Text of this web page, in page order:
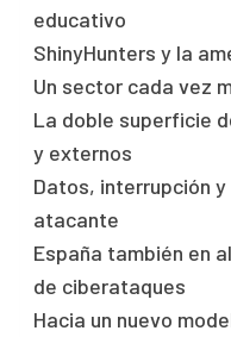
educativo
ShinyHunters y la
Un sector cada vez
La doble superficie
y externos
Datos, interrupción
atacante
España también en
de ciberataques
Hacia un nuevo